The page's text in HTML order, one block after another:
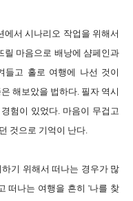
에서 시나리오 작업을 위해서
릴 마음으로 배낭에 샴페인과
들고 홀로 여행에 나선 것이
해보았을 법하다. 필자 역시
험이 있었다. 마음이 무겁고
것으로 기억이 난다.
기 위해서 떠나는 경우가 많
떠나는 여행을 흔히 '나를 찾